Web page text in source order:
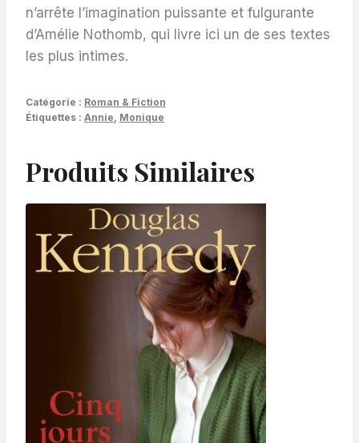
n’arrête l’imagination puissante et fulgurante
d’Amélie Nothomb, qui livre ici un de ses textes
les plus intimes.
Catégorie : Roman & Fiction
Étiquettes : Annie Monique
Produits Similaires